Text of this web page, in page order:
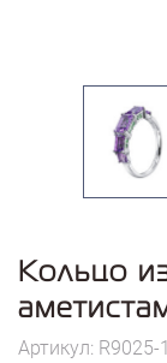
Кольцо
Артикул: